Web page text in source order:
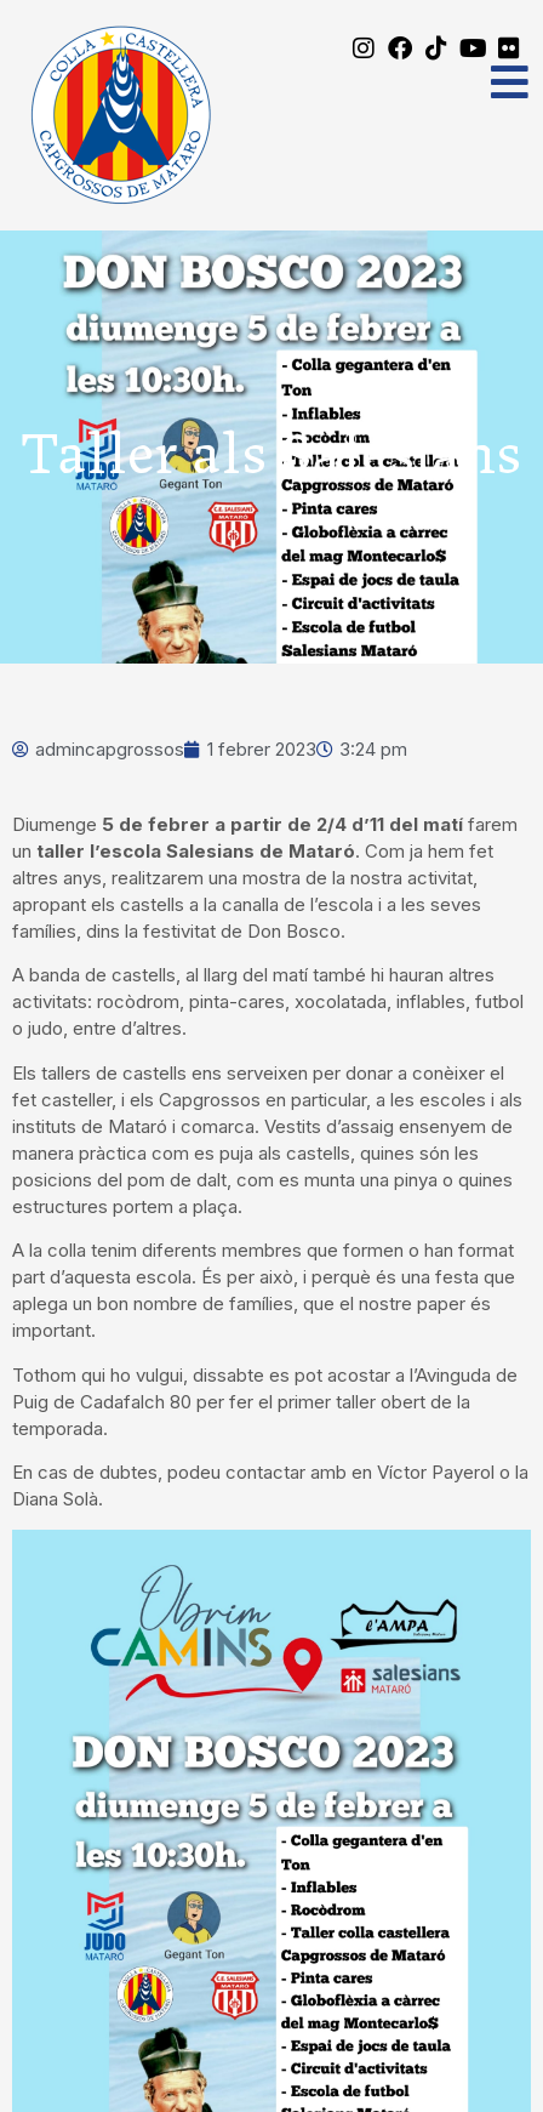
Taller als Salesians
admincapgrossos 1 febrer 2023 3:24 pm
Diumenge 5 de febrer a partir de 2/4 d’11 del matí farem
un taller l’escola Salesians de Mataró. Com ja hem fet
altres anys, realitzarem una mostra de la nostra activitat,
apropant els castells a la canalla de l’escola i a les seves
famílies, dins la festivitat de Don Bosco.
A banda de castells, al llarg del matí també hi hauran altres
activitats: rocòdrom, pinta-cares, xocolatada, inflables, futbol
o judo, entre d’altres.
Els tallers de castells ens serveixen per donar a conèixer el
fet casteller, i els Capgrossos en particular, a les escoles i als
instituts de Mataró i comarca. Vestits d’assaig ensenyem de
manera pràctica com es puja als castells, quines són les
posicions del pom de dalt, com es munta una pinya o quines
estructures portem a plaça.
A la colla tenim diferents membres que formen o han format
part d’aquesta escola. És per això, i perquè és una festa que
aplega un bon nombre de famílies, que el nostre paper és
important.
Tothom qui ho vulgui, dissabte es pot acostar a l’Avinguda de
Puig de Cadafalch 80 per fer el primer taller obert de la
temporada.
En cas de dubtes, podeu contactar amb en Víctor Payerol o la
Diana Solà.